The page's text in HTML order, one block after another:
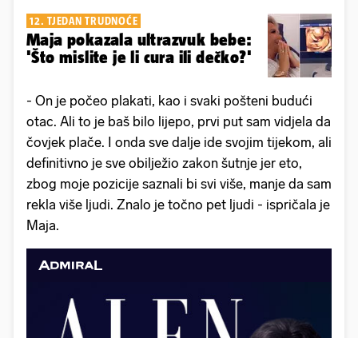
12. TJEDAN TRUDNOĆE
Maja pokazala ultrazvuk bebe:
'Što mislite je li cura ili dečko?'
- On je počeo plakati, kao i svaki pošteni budući
otac. Ali to je baš bilo lijepo, prvi put sam vidjela da
čovjek plače. I onda sve dalje ide svojim tijekom, ali
definitivno je sve obilježio zakon šutnje jer eto,
zbog moje pozicije saznali bi svi više, manje da sam
rekla više ljudi. Znalo je točno pet ljudi - ispričala je
Maja.